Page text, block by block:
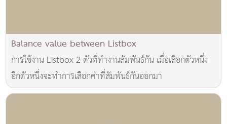
Balance value between Listbox
การใช้งาน Listbox 2 ตัวที่ทำงานสัมพันธ์กัน เมื่อเลือกตัวหนึ่ง
อีกตัวหนึ่งจะทำการเลือกค่าที่สัมพันธ์กันออกมา